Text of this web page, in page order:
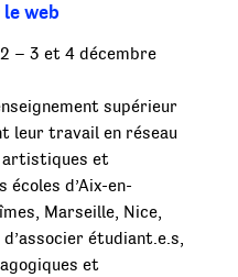
web
– 3 et 4 décembre
supérieur
leur travail en réseau
artistiques et
écoles d’Aix-en-
Marseille, Nice,
étudiant.e.s,
et